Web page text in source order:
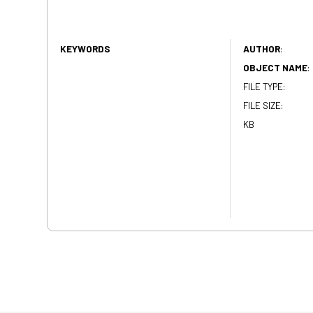
KEYWORDS AUTHOR:
OBJECT NAME:
FILE TYPE:
FILE SIZE:
KB